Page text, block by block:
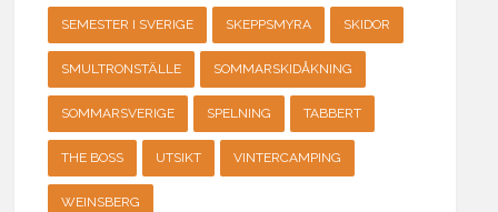
SEMESTER I SVERIGE SKEPPSMYRA SKIDOR
SMULTRONSTÄLLE SOMMARSKIDÅKNING
SOMMARSVERIGE SPELNING TABBERT
THE BOSS UTSIKT VINTERCAMPING
WEINSBERG